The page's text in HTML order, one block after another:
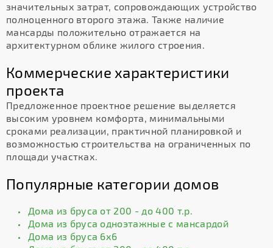
значительных затрат, сопровождающих устройство
полноценного второго этажа. Также наличие
мансарды положительно отражается на
архитектурном облике жилого строения.
Коммерческие характеристики
проекта
Предложенное проектное решение выделяется
высоким уровнем комфорта, минимальными
сроками реализации, практичной планировкой и
возможностью строительства на ограниченных по
площади участках.
Популярные категории домов
Дома из бруса от 200 - до 400 т.р.
Дома из бруса одноэтажные с мансардой
Дома из бруса 6х6